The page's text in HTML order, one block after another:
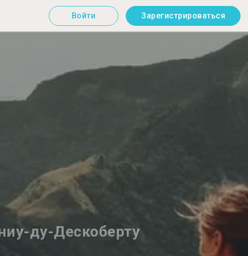
Войти Зарегистрироваться
ду-Дескоберту